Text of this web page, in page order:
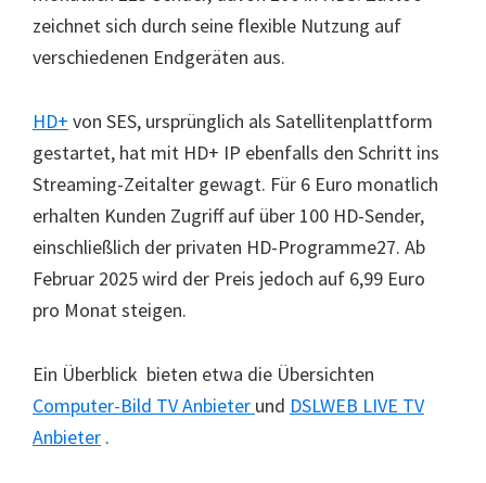
zeichnet sich durch seine flexible Nutzung auf
verschiedenen Endgeräten aus.
HD+ von SES, ursprünglich als Satellitenplattform
gestartet, hat mit HD+ IP ebenfalls den Schritt ins
Streaming-Zeitalter gewagt. Für 6 Euro monatlich
erhalten Kunden Zugriff auf über 100 HD-Sender,
einschließlich der privaten HD-Programme27. Ab
Februar 2025 wird der Preis jedoch auf 6,99 Euro
pro Monat steigen.
Ein Überblick bieten etwa die Übersichten
Computer-Bild TV Anbieter und DSLWEB LIVE TV
Anbieter .